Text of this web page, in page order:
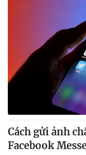
Thế giới
Tin tức
Thế giới đó đây
Câu chuyện quốc tế
Kinh tế
Thị trường
Góc doanh nghiệp
Dữ liệu và đời
Truyền hình
Cách gửi ảnh
Facebook